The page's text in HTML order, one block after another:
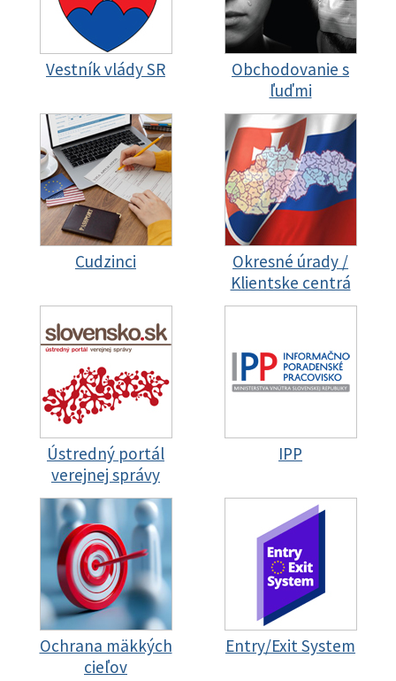
Vestník vlády SR
Obchodovanie s
ľuďmi
Cudzinci
Okresné úrady /
Klientske centrá
Ústredný portál
verejnej správy
IPP
Ochrana mäkkých
cieľov
Entry/Exit System